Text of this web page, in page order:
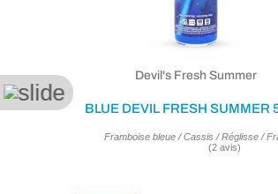
Devil's Fresh Summer
BLUE DEVIL FRESH SUMMER
Framboise bleue / Cassis / Réglisse /